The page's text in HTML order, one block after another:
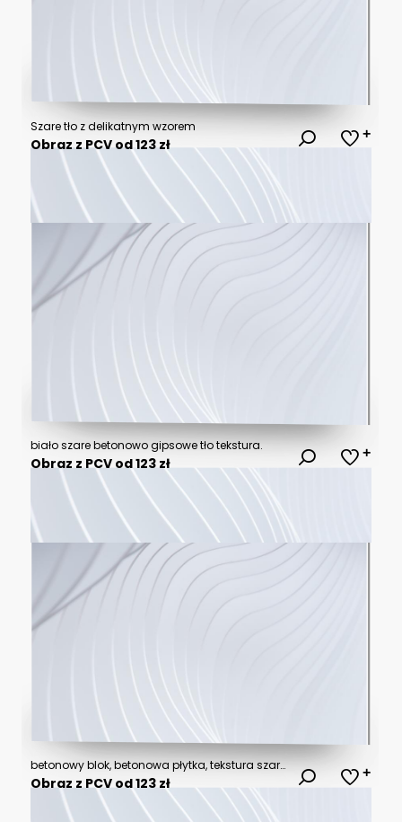
Szare tło z delikatnym wzorem
Obraz z PCV od 123 zł
biało szare betonowo gipsowe tło tekstura.
Obraz z PCV od 123 zł
betonowy blok, betonowa płytka, tekstura szarego betonu
Obraz z PCV od 123 zł